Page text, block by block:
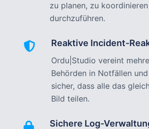
zu planen, zu
durchzuführen.
Reaktive Incident-
Ordu|Studio vereint
Behörden in Notfällen
sicher, dass alle das
Bild teilen.
Sichere Log-